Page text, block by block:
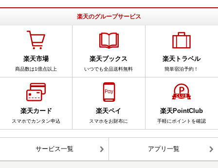
楽天のグループサービス
楽天市場
商品数は1億点以上
楽天ブックス
いつでも全品送料無料
楽天トラベル
簡単宿泊予約！
楽天カード
スマホでカンタン申込
楽天ペイ
スマホをお財布に
楽天PointClub
手軽にポイントを確認
サービス一覧 アプリ一覧